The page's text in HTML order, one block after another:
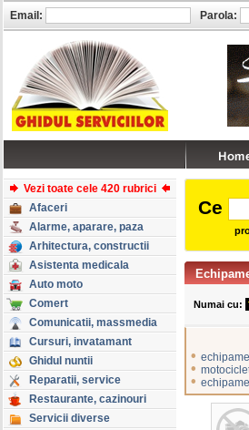
Vezi toate cele 420 rubrici
Afaceri
Alarme, aparare, paza
Arhitectura, constructii
Asistenta medicala
Auto moto
Comert
Comunicatii, massmedia
Cursuri, invatamant
Ghidul nuntii
Reparatii, service
Restaurante, cazinouri
Servicii diverse
Ce
Numai cu:
•
•
•
Email: Parola: